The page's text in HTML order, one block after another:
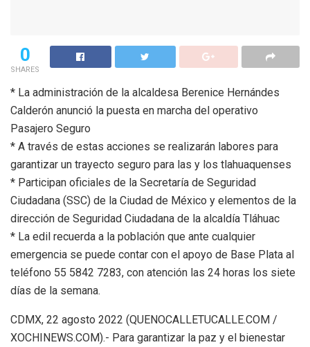
0
SHARES
* La administración de la alcaldesa Berenice Hernándes
Calderón anunció la puesta en marcha del operativo
Pasajero Seguro
* A través de estas acciones se realizarán labores para
garantizar un trayecto seguro para las y los tlahuaquenses
* Participan oficiales de la Secretaría de Seguridad
Ciudadana (SSC) de la Ciudad de México y elementos de la
dirección de Seguridad Ciudadana de la alcaldía Tláhuac
* La edil recuerda a la población que ante cualquier
emergencia se puede contar con el apoyo de Base Plata al
teléfono 55 5842 7283, con atención las 24 horas los siete
días de la semana.
CDMX, 22 agosto 2022 (QUENOCALLETUCALLE.COM /
XOCHINEWS.COM).- Para garantizar la paz y el bienestar